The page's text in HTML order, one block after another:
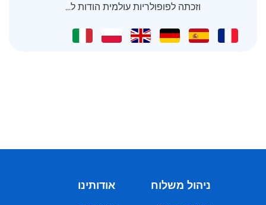
וזכתה לפופולריות עולמית הודות ל...
ניהול משלוח אודותינו